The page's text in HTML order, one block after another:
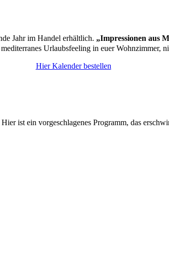
Jahr im Handel erhältlich. „Impressionen aus
Urlaubsfeeling in euer Wohnzimmer,
Hier Kalender bestellen
ist ein vorgeschlagenes Programm, das